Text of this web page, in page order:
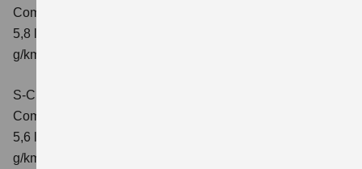
Comfort
5,8 l/100 km; kombinierter Wert der CO2-Emission: 132
g/km; CO2-Klasse: D
S-Cross 1.4 BOOSTERJET HYBRID ALLGRIP
Comfort
5,6 l/100 km; kombinierter Wert der CO2-Emission: 131
g/km; CO2-Klasse: D